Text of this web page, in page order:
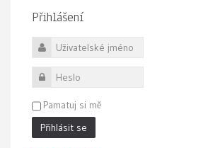
Přihlášení
Uživatelské jméno
Heslo
Pamatuj si mě
Přihlásit se